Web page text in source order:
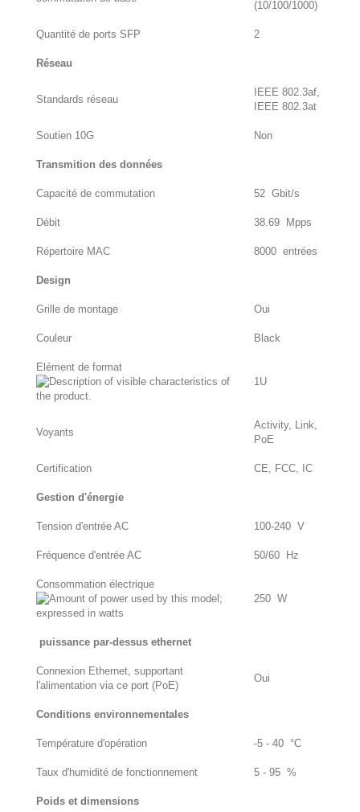
(10/100/1000)
Quantité de ports SFP 2
Réseau
Standards réseau
IEEE 802.3af,
IEEE 802.3at
Soutien 10G Non
Transmition des données
Capacité de commutation 52 Gbit/s
Débit 38.69 Mpps
Répertoire MAC 8000 entrées
Design
Grille de montage Oui
Couleur Black
Elément de format
1U
Voyants
Activity, Link,
PoE
Certification CE, FCC, IC
Gestion d'énergie
Tension d'entrée AC 100-240 V
Fréquence d'entrée AC 50/60 Hz
Consommation électrique
250 W
puissance par-dessus ethernet
Connexion Ethernet, supportant
l'alimentation via ce port (PoE)
Oui
Conditions environnementales
Température d'opération -5 - 40 °C
Taux d'humidité de fonctionnement 5 - 95 %
Poids et dimensions